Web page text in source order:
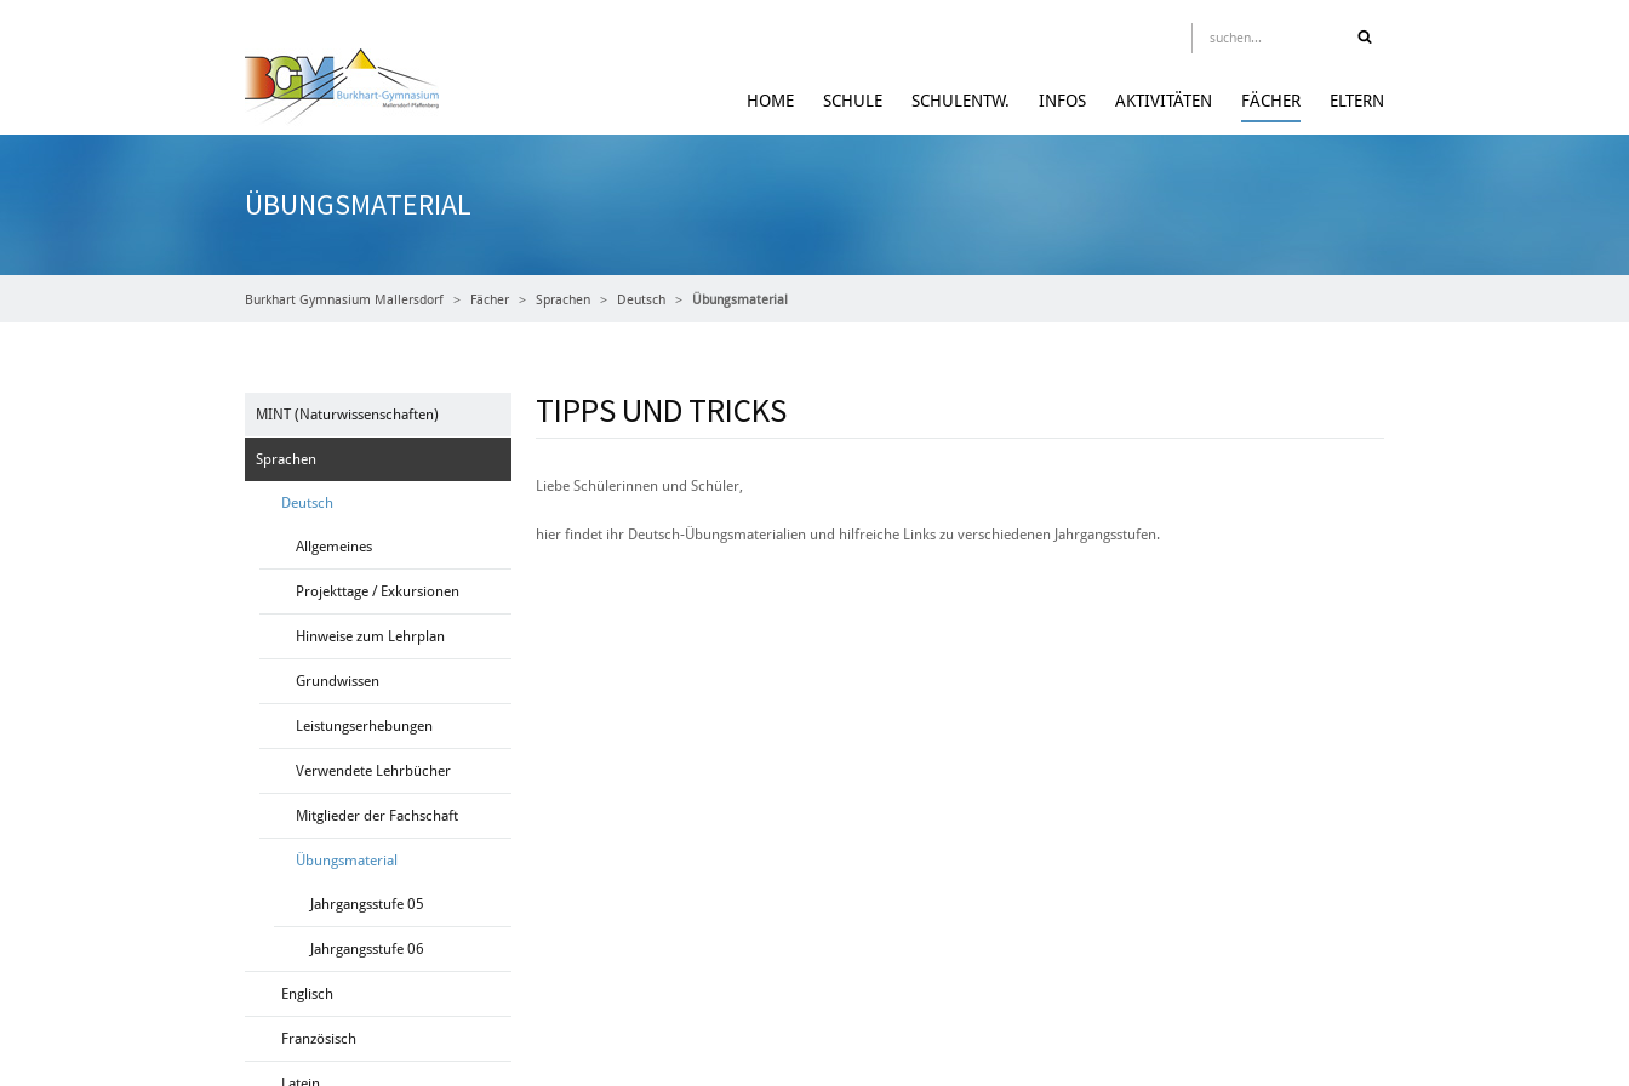
HOME SCHULE SCHULENTW. INFOS AKTIVITÄTEN FÄCHER ELTERN
ÜBUNGSMATERIAL
Burkhart Gymnasium Mallersdorf Fächer Sprachen Deutsch Übungsmaterial
MINT (Naturwissenschaften)
Sprachen
Deutsch
Allgemeines
Projekttage / Exkursionen
Hinweise zum Lehrplan
Grundwissen
Leistungserhebungen
Verwendete Lehrbücher
Mitglieder der Fachschaft
Übungsmaterial
Jahrgangsstufe 05
Jahrgangsstufe 06
Englisch
Französisch
TIPPS UND TRICKS
Liebe Schülerinnen und Schüler,
hier findet ihr Deutsch-Übungsmaterialien und hilfreiche Links zu verschiedenen Jahrgangsstufen.